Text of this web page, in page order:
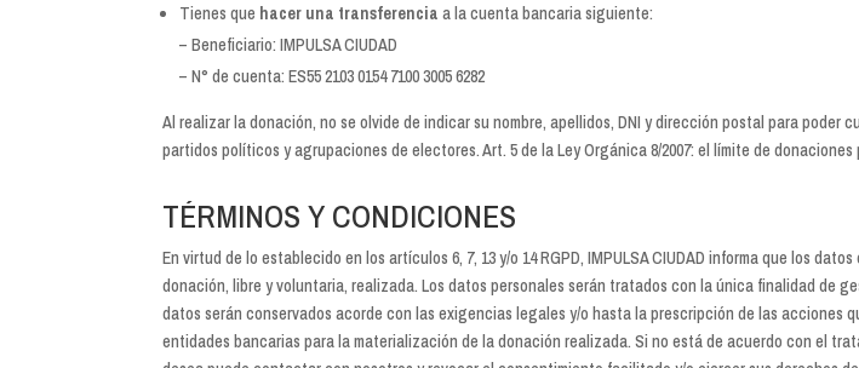
Tienes que hacer una transferencia a la cuenta bancaria siguiente:
– Beneficiario: IMPULSA CIUDAD
– N° de cuenta: ES55 2103 0154 7100 3005 6282
Al realizar la donación, no se olvide de indicar su nombre, apellidos, DNI y dirección postal para poder
partidos políticos y agrupaciones de electores. Art. 5 de la Ley Orgánica 8/2007: el límite de donaciones
TÉRMINOS Y CONDICIONES
En virtud de lo establecido en los artículos 6, 7, 13 y/o 14 RGPD, IMPULSA CIUDAD informa que los
donación, libre y voluntaria, realizada. Los datos personales serán tratados con la única finalidad de
datos serán conservados acorde con las exigencias legales y/o hasta la prescripción de las acciones
entidades bancarias para la materialización de la donación realizada. Si no está de acuerdo con el